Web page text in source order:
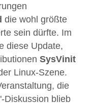
die wohl größte
sein dürfte. Im
diese Update,
SysVinit
Linux-Szene.
die
Diskussion blieb